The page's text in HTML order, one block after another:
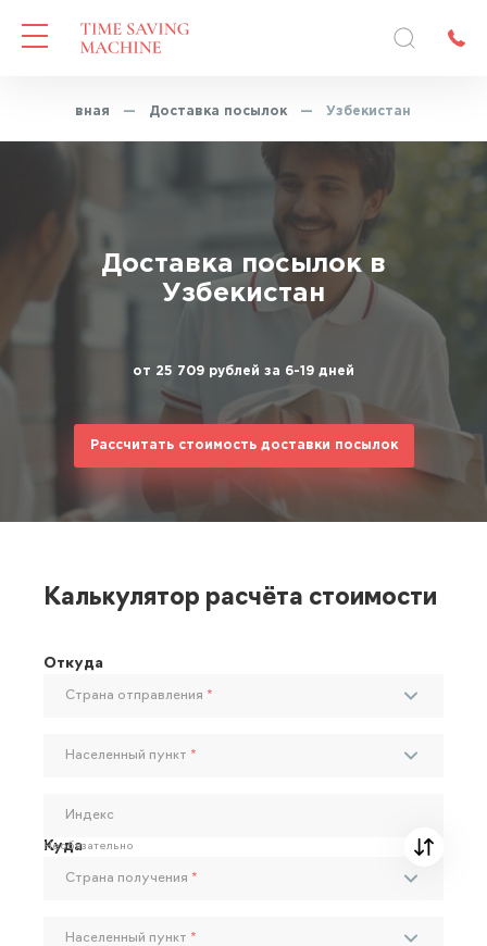
Главная — Доставка посылок — Узбекистан
Доставка посылок в
Узбекистан
от 25 709 рублей за 6-19 дней
Рассчитать стоимость доставки посылок
Калькулятор расчёта стоимости
Откуда
Страна отправления *
Населенный пункт *
Индекс
Необязательно
Куда
Страна получения *
Населенный пункт *